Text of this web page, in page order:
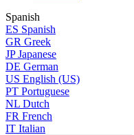
Spanish
ES Spanish
GR Greek
JP Japanese
DE German
US English (US)
PT Portuguese
NL Dutch
FR French
IT Italian